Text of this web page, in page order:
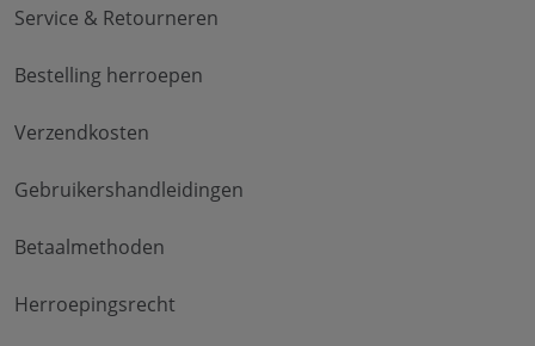
Service & Retourneren
Bestelling herroepen
Verzendkosten
Gebruikershandleidingen
Betaalmethoden
Herroepingsrecht